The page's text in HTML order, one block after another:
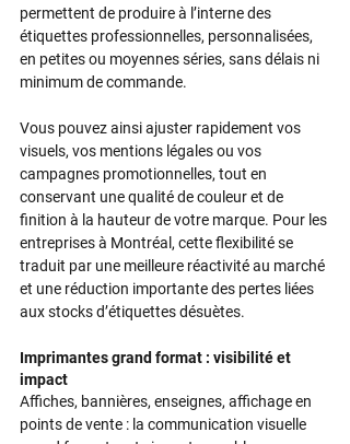
permettent de produire à l’interne des
étiquettes professionnelles, personnalisées,
en petites ou moyennes séries, sans délais ni
minimum de commande.​
Vous pouvez ainsi ajuster rapidement vos
visuels, vos mentions légales ou vos
campagnes promotionnelles, tout en
conservant une qualité de couleur et de
finition à la hauteur de votre marque.​ Pour les
entreprises à Montréal, cette flexibilité se
traduit par une meilleure réactivité au marché
et une réduction importante des pertes liées
aux stocks d’étiquettes désuètes.​
Imprimantes grand format : visibilité et
impact
Affiches, bannières, enseignes, affichage en
points de vente : la communication visuelle